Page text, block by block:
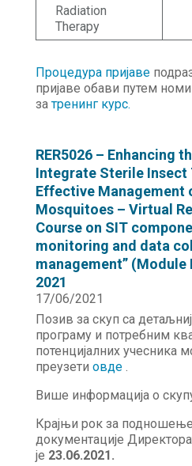
Radiation
Therapy
Процедура пријаве
пријаве обави путем
затренинг курс.
RER5026 – Enhancing
Integrate Sterile Insect
Effective Management
Mosquitoes – Virtual
Course on SIT
monitoring and data
management” (Module
2021
17/06/2021
Позив за скуп са
програму и потребним
потенцијалних учесника
преузети овде.
Више информација о
Крајњи рок за
документације
је 23.06.2021.